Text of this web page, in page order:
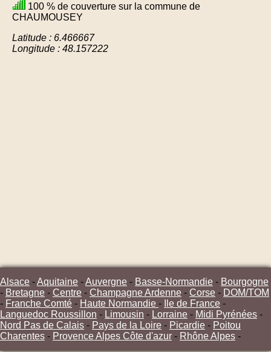
100 % de couverture sur la commune de
CHAUMOUSEY
Latitude : 6.466667
Longitude : 48.157222
Alsace -Aquitaine -Auvergne - Basse-Normandie - Bourgogne
- Bretagne - Centre - Champagne Ardenne - Corse - DOM/TOM
- Franche Comté - Haute Normandie - Ile de France -
Languedoc Roussillon - Limousin - Lorraine - Midi Pyrénées -
Nord Pas de Calais - Pays de la Loire - Picardie - Poitou
Charentes - Provence Alpes Côte d'azur - Rhône Alpes -